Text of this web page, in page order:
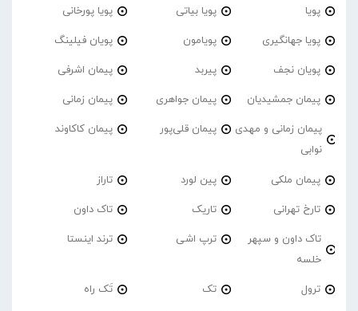
پویا پویا بیاتی پویا پورخانی
پویا جهانگیری پویامون پویان فیلینگ
پویان نجف پیربد پیمان اشرفی
پیمان جمشیدیان پیمان جواهری پیمان زمانی
پیمان زمانی و مهدی
نوابی
پیمان قلی‌پور پیمان کاکاوند
پیمان ملکی پین لورد تاراز
تارخ تهرانی تاریک تاک داون
تاک داون و سپهر
خلسه
ترپ اشی ترند اینستا
ترول تک تَک راه